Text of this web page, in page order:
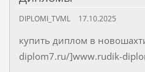
DIPLOMI_TVML 17.10.2025
купить диплом в
diplom7.ru/]www.rudik-